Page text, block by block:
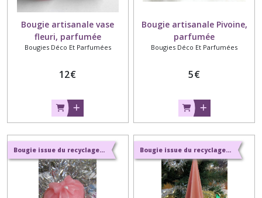
Bougie artisanale vase
fleuri, parfumée
Bougies Déco Et Parfumées
12€
Bougie artisanale Pivoine,
parfumée
Bougies Déco Et Parfumées
5€
Bougie issue du recyclage et parfums naturels de Grasse Bougie issue du recyclage et parfums naturels de Grasse